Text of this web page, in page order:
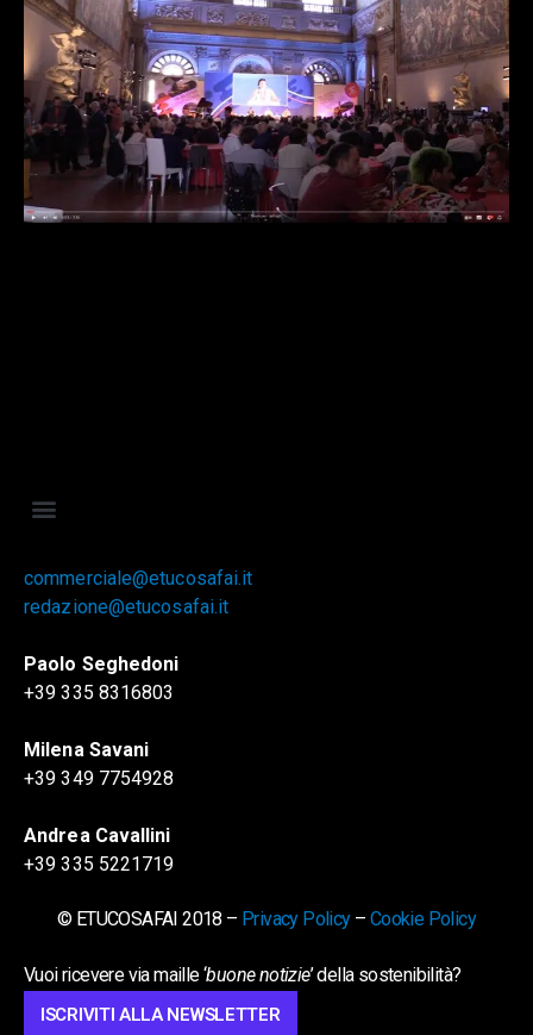
commerciale@etucosafai.it
redazione@etucosafai.it
Paolo Seghedoni
+39 335 8316803
Milena Savani
+39 349 7754928
Andrea Cavallini
+39 335 5221719
© ETUCOSAFAI 2018 – Privacy Policy– Cookie Policy
Vuoi ricevere via maille ‘buone notizie’ della sostenibilità?
ISCRIVITI ALLA NEWSLETTER